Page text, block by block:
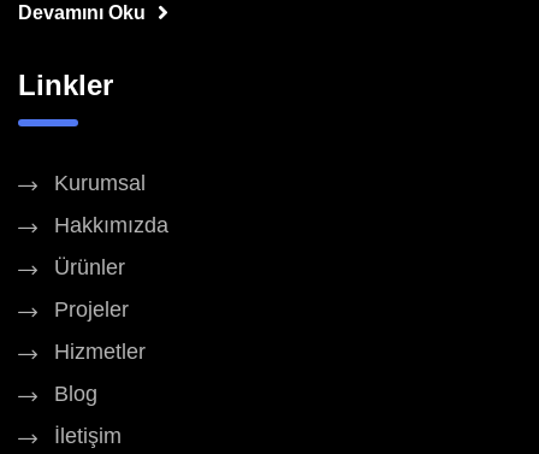
Devamını Oku
Linkler
Kurumsal
Hakkımızda
Ürünler
Projeler
Hizmetler
Blog
İletişim